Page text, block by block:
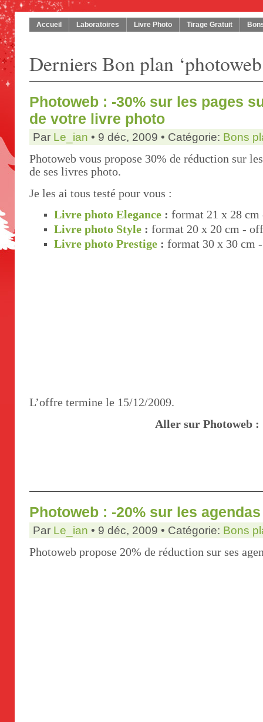
Accueil Laboratoires Livre Photo Tirage Gratuit
Derniers Bon plan
Photoweb : -30% sur les pages
de votre livre photo
Par Le_ian • 9 déc, 2009 • Catégorie: Bons
Photoweb vous propose 30% de réduction sur
de ses livres photo.
Je les ai tous testé pour vous :
Livre photo Elegance : format 21 x 28 cm
Livre photo Style : format 20 x 20 cm -
Livre photo Prestige : format 30 x 30 cm
L’offre termine le 15/12/2009.
Aller sur Photoweb :
Photoweb : -20% sur les
Par Le_ian • 9 déc, 2009 • Catégorie: Bons
Photoweb propose 20% de réduction sur ses